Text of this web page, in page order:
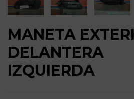
MANETA
DELANTERA
IZQUIERDA